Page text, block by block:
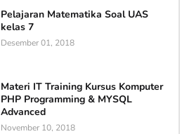
Pelajaran Matematika Soal UAS
kelas 7
Desember 01, 2018
Materi IT Training Kursus Komputer
PHP Programming & MYSQL
Advanced
November 10, 2018